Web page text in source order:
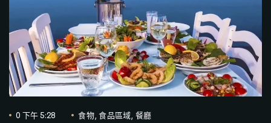
0 下午 5:28 食物,食品區域, 餐廳